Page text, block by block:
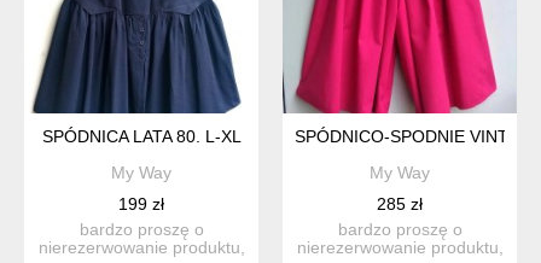
SPÓDNICA LATA 80. L-XL
My Way
199 zł
bardzo proszę o
nierezerwowanie produktu,
SPÓDNICO-SPODNIE
My Way
285 zł
bardzo proszę o
nierezerwowanie produktu,